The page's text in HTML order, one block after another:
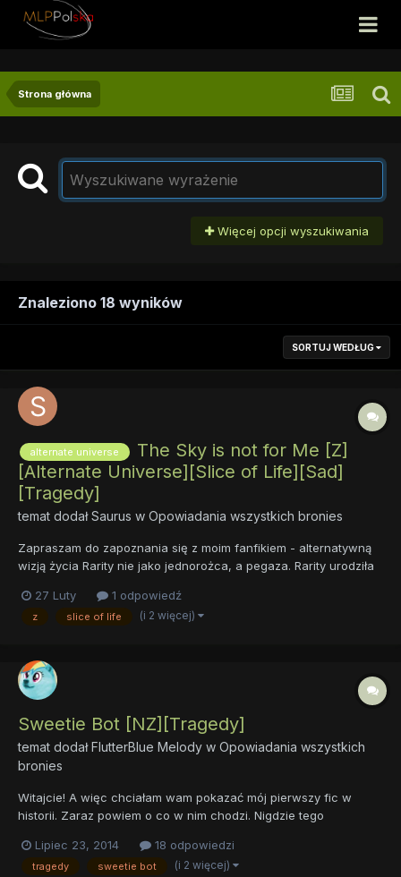
Strona główna
Więcej opcji wyszukiwania
Znaleziono 18 wyników
SORTUJ WEDŁUG
alternate universe
The Sky is not for Me [Z]
[Alternate Universe][Slice of Life][Sad]
[Tragedy]
temat dodałSaurus w Opowiadania wszystkich bronies
Zapraszam do zapoznania się z moim fanfikiem - alternatywną
wizją życia Rarity nie jako jednorożca, a pegaza. Rarity urodziła
przynajmniej tak im się wydawało. Od najmłodszych lat
wyróżniała się nie lataniem, lecz sercem. W dumne...
27 Luty 1 odpowiedź
z slice of life (i 2 więcej)
Sweetie Bot [NZ][Tragedy]
temat dodałFlutterBlue Melody w Opowiadania wszystkich
bronies
Witajcie! A więc chciałam wam pokazać mój pierwszy fic w
historii. Zaraz powiem o co w nim chodzi. Nigdzie tego
programie Word bo wolę jak wy mnie oceniacie zamiast innych
czytelników fanfików. A więc przejdę do fabuły. Pewnie znacie
Lipiec 23, 2014 18 odpowiedzi
tragedy sweetie bot (i 2 więcej)